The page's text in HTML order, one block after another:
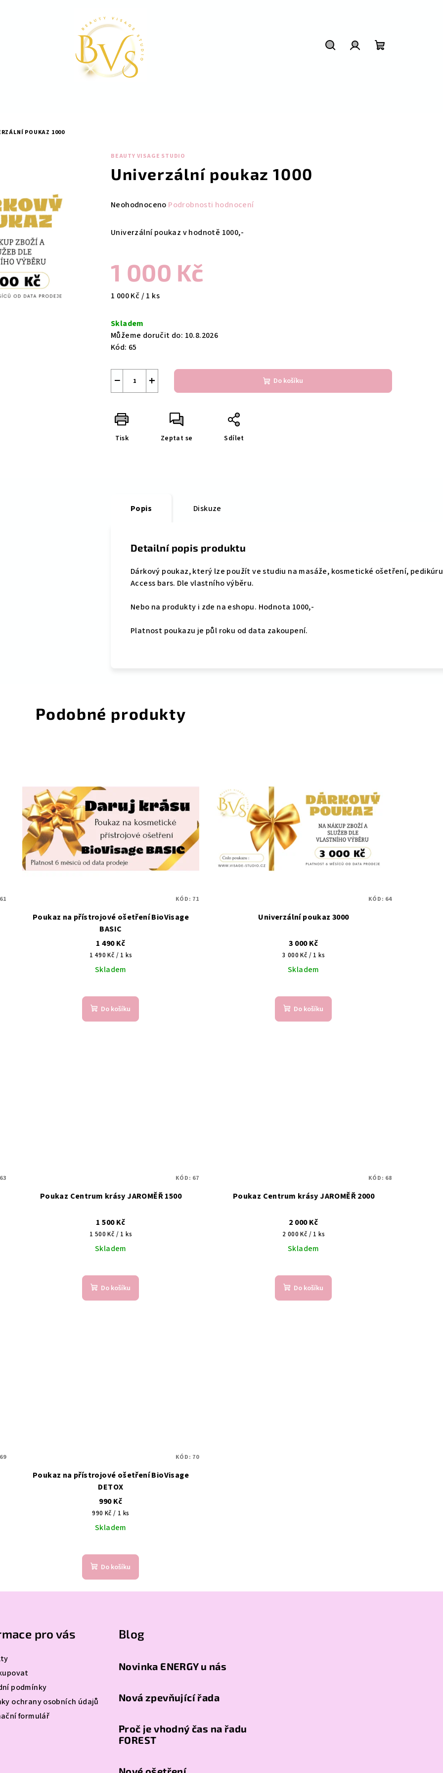
POUKAZ 1000
BEAUTY VISAGE STUDIO
Univerzální poukaz 1000
Průměrné
produktu
z
Neohodnoceno Podrobnosti hodnocení
Univerzální poukaz v hodnotě 1000,-
1 000 Kč
Měrná
1 000 Kč / 1 ks
Skladem
Můžeme doručit do: 10.8.2026
Kód: 65
+
− Do košíku
Tisk Zeptat se Sdílet
Popis Diskuze
Detailní popis produktu
Dárkový poukaz, který lze použít ve studiu na masáže, kosmetické ošetření,
Access bars. Dle vlastního výběru.
Nebo na produkty i zde na eshopu. Hodnota 1000,-
Platnost poukazu je půl roku od data zakoupení.
Podobné produkty
61
Poukaz na přístrojové ošetření BioVisage
BASIC
1 490 Kč
Měrná
cena:
1 490 Kč / 1 ks
Skladem
hodnocení
produktu
je
Do košíku
KÓD: 71
Univerzální poukaz 3000
3 000 Kč
Měrná
cena:
3 000 Kč / 1 ks
Skladem
Do košíku
KÓD: 64
63
Poukaz Centrum krásy JAROMĚŘ 1500
1 500 Kč
Měrná
cena:
1 500 Kč / 1 ks
Skladem
Do košíku
KÓD: 67
Poukaz Centrum krásy JAROMĚŘ 2000
2 000 Kč
Měrná
cena:
2 000 Kč / 1 ks
Skladem
Do košíku
KÓD: 68
69
Poukaz na přístrojové ošetření BioVisage
DETOX
990 Kč
Měrná
cena:
990 Kč / 1 ks
Skladem
hodnocení
produktu
je
5,0
hvězdiček.
Do košíku
KÓD: 70
pro vás
podmínky
ochrany osobních údajů
formulář
Blog
Novinka ENERGY u nás
Nová zpevňující řada
Proč je vhodný čas na řadu
FOREST